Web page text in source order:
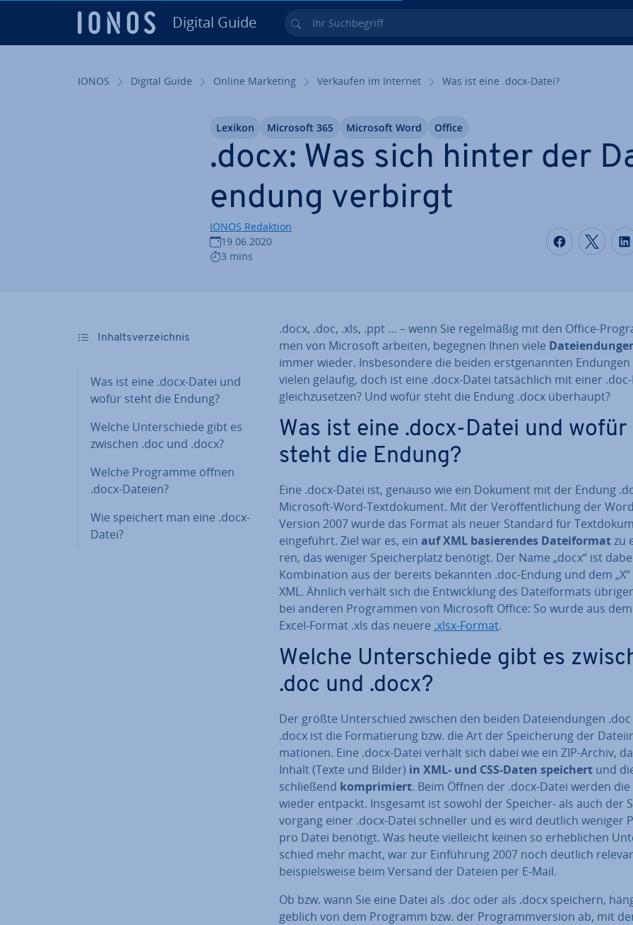
Digital Guide Ihr Such­be­griff
IONOS Digital Guide Online Marketing Verkaufen im Internet Was ist eine .docx-Datei?
.docx: Was sich hinter der
endung verbirgt
IONOS Redaktion
19.06.2020
3 mins
Auf Auf
Lexikon Microsoft 365 Microsoft Word Office
In­halts­ver­zeich­nis
Was ist eine .docx-Datei und
wofür steht die Endung?
Welche Un­ter­schie­de gibt es
zwischen .doc und .docx?
Welche Programme öffnen
.docx-Dateien?
Wie speichert man eine .docx-
Datei?
.docx, .doc, .xls, .ppt … – wenn Sie re­gel­mä­ßig mit den Office-
men von Microsoft arbeiten, begegnen Ihnen viele
immer wieder. Ins­be­son­de­re die beiden erst­ge­nann­ten Endungen
vielen geläufig, doch ist eine .docx-Datei tat­säch­lich mit einer
gleich­zu­set­zen? Und wofür steht die Endung .docx überhaupt?
Was ist eine .docx-Datei und wofür
steht die Endung?
Eine .docx-Datei ist, genauso wie ein Dokument mit der Endung
Microsoft-Word-Text­do­ku­ment. Mit der Ver­öf­fent­li­chung der
Version 2007 wurde das Format als neuer Standard für
ein­ge­führt. Ziel war es, ein auf XML ba­sie­ren­des Da­tei­for­matzu
ren, das weniger Spei­cher­platz benötigt. Der Name „docx“ ist
Kom­bi­na­ti­on aus der bereits bekannten .doc-Endung und dem „X“
XML. Ähnlich verhält sich die Ent­wick­lung des Da­tei­for­mats
bei anderen Pro­gram­men von Microsoft Office: So wurde aus
Excel-Format .xls das neuere .xlsx-Format.
Welche Un­ter­schie­de gibt es
.doc und .docx?
Der größte Un­ter­schied zwischen den beiden Da­tei­endun­gen
.docx ist die For­ma­tie­rung bzw. die Art der Spei­che­rung der
ma­tio­nen. Eine .docx-Datei verhält sich dabei wie ein ZIP-Archiv,
Inhalt (Texte und Bilder) in XML- und CSS-Daten speichert und
schlie­ßend kom­pri­miert. Beim Öffnen der .docx-Datei werden
wieder entpackt. Insgesamt ist sowohl der Speicher- als auch der
vor­gang einer .docx-Datei schneller und es wird deutlich weniger
pro Datei benötigt. Was heute viel­leicht keinen so er­heb­li­chen
schied mehr macht, war zur Ein­füh­rung 2007 noch deutlich
bei­spiels­wei­se beim Versand der Dateien per E-Mail.
Ob bzw. wann Sie eine Datei als .doc oder als .docx speichern,
geb­lich von dem Programm bzw. der Pro­gramm­ver­si­on ab, mit